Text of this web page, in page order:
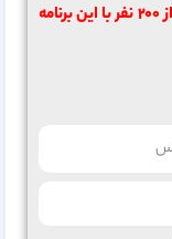
چون توی کنکور 98، 99 و 1400، بیش از 200 نفر با این برنامه